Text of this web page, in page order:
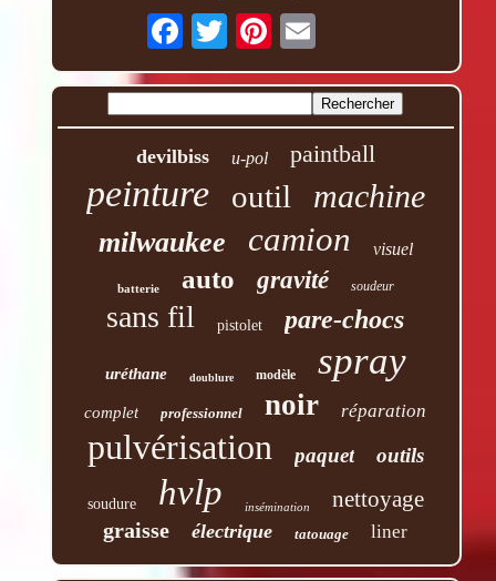
devilbiss u-pol paintball
peinture outil machine
milwaukee camion visuel
batterie auto gravité soudeur
sans fil pistolet pare-chocs
uréthane doublure modèle spray
complet professionnel noir réparation
pulvérisation paquet outils
soudure hvlp insémination nettoyage
graisse électrique tatouage liner